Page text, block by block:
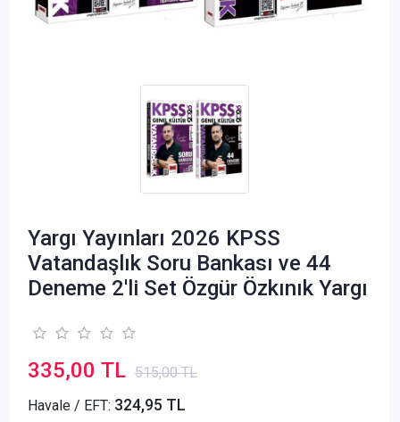
Yargı Yayınları 2026 KPSS
Vatandaşlık Soru Bankası ve 44
Deneme 2'li Set Özgür Özkınık Yargı
335,00 TL 515,00 TL
Havale / EFT: 324,95 TL